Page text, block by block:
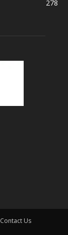
278
Contact Us